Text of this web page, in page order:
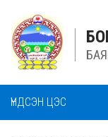
ҮНДСЭН ЦЭС